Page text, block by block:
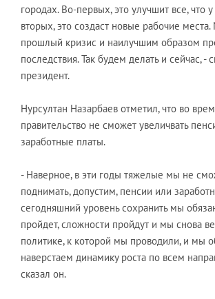
городах. Во-первых, это улучшит все, что у
вторых, это создаст новые рабочие
прошлый кризис и наилучшим образом
последствия. Так будем делать и сейчас, -
президент.
Нурсултан Назарбаев отметил, что во
правительство не сможет увеличвать
заработные платы.
- Наверное, в эти годы тяжелые мы не
поднимать, допустим, пенсии или
сегодняшний уровень сохранить мы
пройдет, сложности пройдут и мы снова
политике, к которой мы проводили, и мы
наверстаем динамику роста по всем
сказал он.